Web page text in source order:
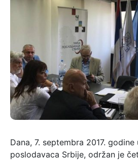
Dana, 7. septembra 2017.
poslodavaca Srbije, održan je